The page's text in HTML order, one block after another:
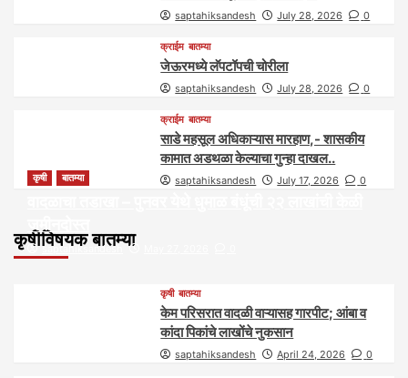
saptahiksandesh July 28, 2026 0
क्राईम बातम्या
जेऊरमध्ये लॅपटॉपची चोरीला
saptahiksandesh July 28, 2026 0
क्राईम बातम्या
साडे महसूल अधिकाऱ्यास मारहाण,- शासकीय
कामात अडथळा केल्याचा गुन्हा दाखल..
saptahiksandesh July 17, 2026 0
कृषीविषयक बातम्या
कृषी बातम्या
saptahiksandesh
कृषी बातम्या
केम परिसरात वादळी वाऱ्यासह गारपीट; आंबा व
कांदा पिकांचे लाखोंचे नुकसान
saptahiksandesh April 24, 2026 0